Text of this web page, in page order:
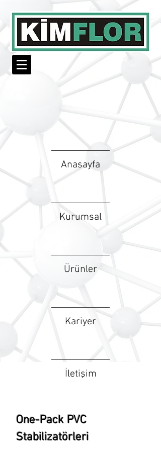
Anasayfa
Kurumsal
Ürünler
Kariyer
İletişim
One-Pack PVC
Stabilizatörleri